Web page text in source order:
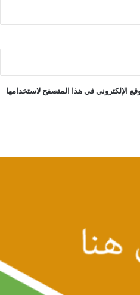
الإلكتروني في هذا المتصفح لاستخدامها